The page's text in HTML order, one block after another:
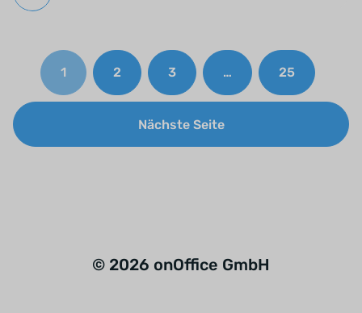
1 2 3 … 25
Nächste Seite
© 2026 onOffice GmbH